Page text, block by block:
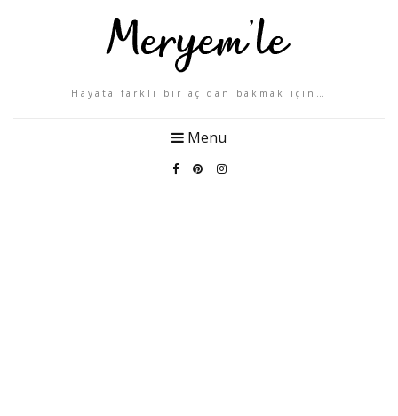
Hayata farklı bir açıdan bakmak için…
Menu